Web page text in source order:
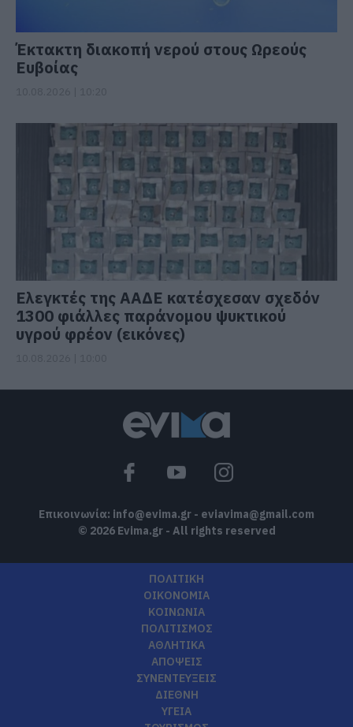
Έκτακτη διακοπή νερού στους Ωρεούς
Ευβοίας
Ελεγκτές της ΑΑΔΕ κατέσχεσαν σχεδόν
1300 φιάλλες παράνομου ψυκτικού
υγρού φρέον (εικόνες)
Επικοινωνία: info@evima.gr - eviavima@gmail.com
© 2026 Evima.gr - All rights reserved
ΠΟΛΙΤΙΚΗ
ΟΙΚΟΝΟΜΙΑ
ΚΟΙΝΩΝΙΑ
ΠΟΛΙΤΙΣΜΟΣ
ΑΘΛΗΤΙΚΑ
ΑΠΟΨΕΙΣ
ΣΥΝΕΝΤΕΥΞΕΙΣ
ΔΙΕΘΝΗ
ΥΓΕΙΑ